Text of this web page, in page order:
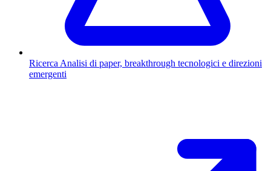
Ricerca Analisi di paper, breakthrough tecnologici e direzioni
emergenti